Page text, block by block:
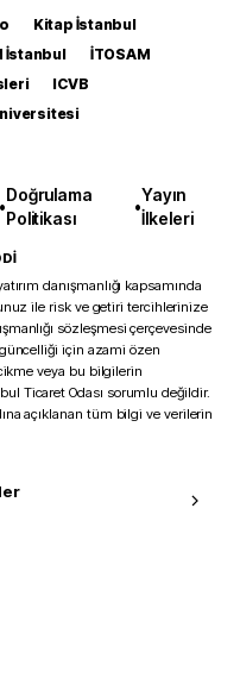
Kitap İstanbul
İstanbul
İTOSAM
ICVB
•
Doğrulama
Politikası
•
Yayın
İlkeleri
danışmanlığı kapsamında
ile risk ve getiri tercihlerinize
sözleşmesi çerçevesinde
için azami özen
veya bu bilgilerin
Ticaret Odası sorumlu değildir.
açıklanan tüm bilgi ve verilerin